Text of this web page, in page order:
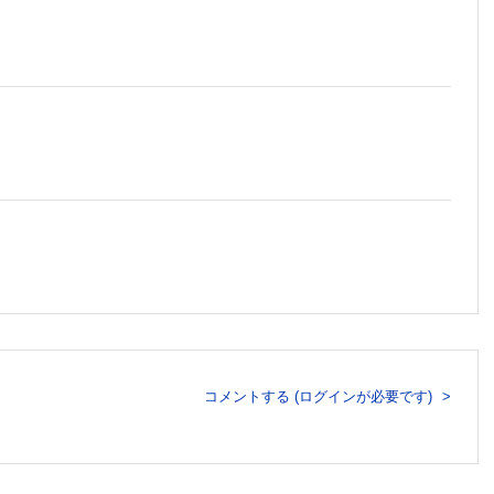
る」「抄読会を乗り切る」ための論文検索・読解法を手取り
ロブレムへの上手な薬の選び方・使い方(2/12配信)
場の診察手技と所見の意味を知って実臨床に活かす！(3/12
方、各病態への介入、薬剤の使い方、スタッフへの指示など
から、疾患ごとの使い分け、周術期の休薬・再開のポイント
臓POCUSの診療への活かし方(8/12配信)
睡眠薬の適切な使い方と睡眠衛生指導、せん妄との鑑別、関
コメントする (ログインが必要です)